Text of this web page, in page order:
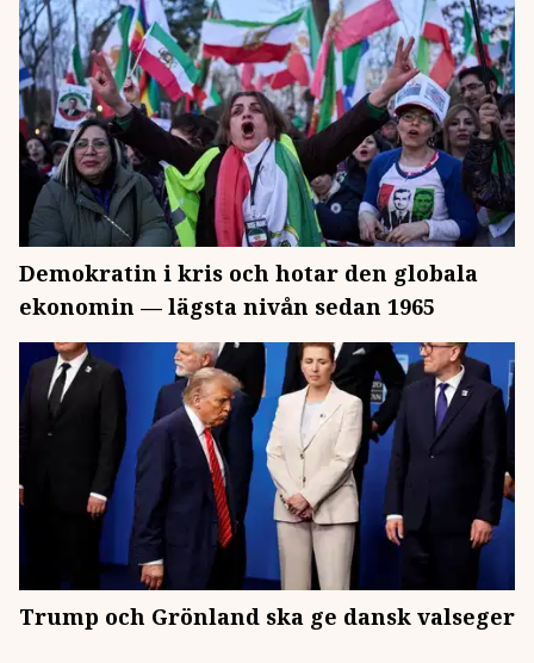
Demokratin i kris och hotar den globala
ekonomin — lägsta nivån sedan 1965
Trump och Grönland ska ge dansk valseger